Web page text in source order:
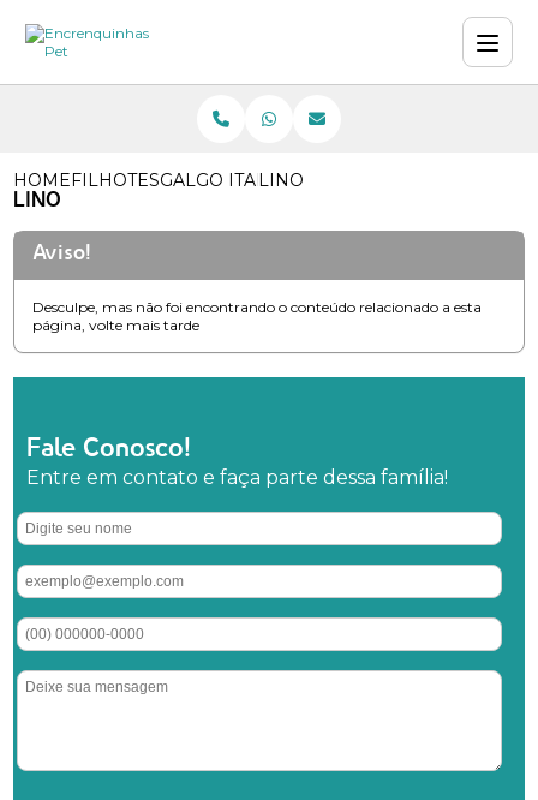
HOMEFILHOTESGALGO ITALIANO
LINO
LINO
Aviso!
Desculpe, mas não foi encontrando o conteúdo relacionado a esta
página, volte mais tarde
Fale Conosco!
Entre em contato e faça parte dessa família!